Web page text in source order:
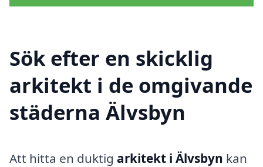
Sök efter en skicklig
arkitekt i de omgivande
städerna Älvsbyn
Att hitta en duktig arkitekt i Älvsbyn kan